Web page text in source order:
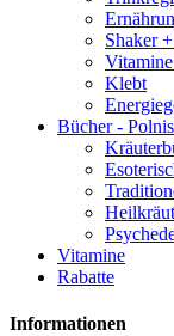
Shaker
Klebt
Bücher -
Vitamine
Rabatte
Informationen